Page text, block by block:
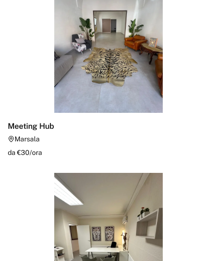
Meeting Hub
Marsala
da €30/ora